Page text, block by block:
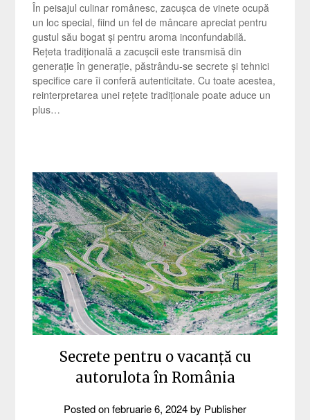
În peisajul culinar românesc, zacușca de vinete ocupă
un loc special, fiind un fel de mâncare apreciat pentru
gustul său bogat și pentru aroma inconfundabilă.
Rețeta tradițională a zacușcii este transmisă din
generație în generație, păstrându-se secrete și tehnici
specifice care îi conferă autenticitate. Cu toate acestea,
reinterpretarea unei rețete tradiționale poate aduce un
plus…
Secrete pentru o vacanță cu
autorulota în România
Posted onfebruarie 6, 2024by Publisher